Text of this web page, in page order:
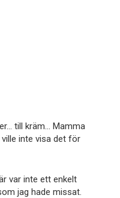
till kräm… Mamma
inte visa det för
var inte ett enkelt
jag hade missat.